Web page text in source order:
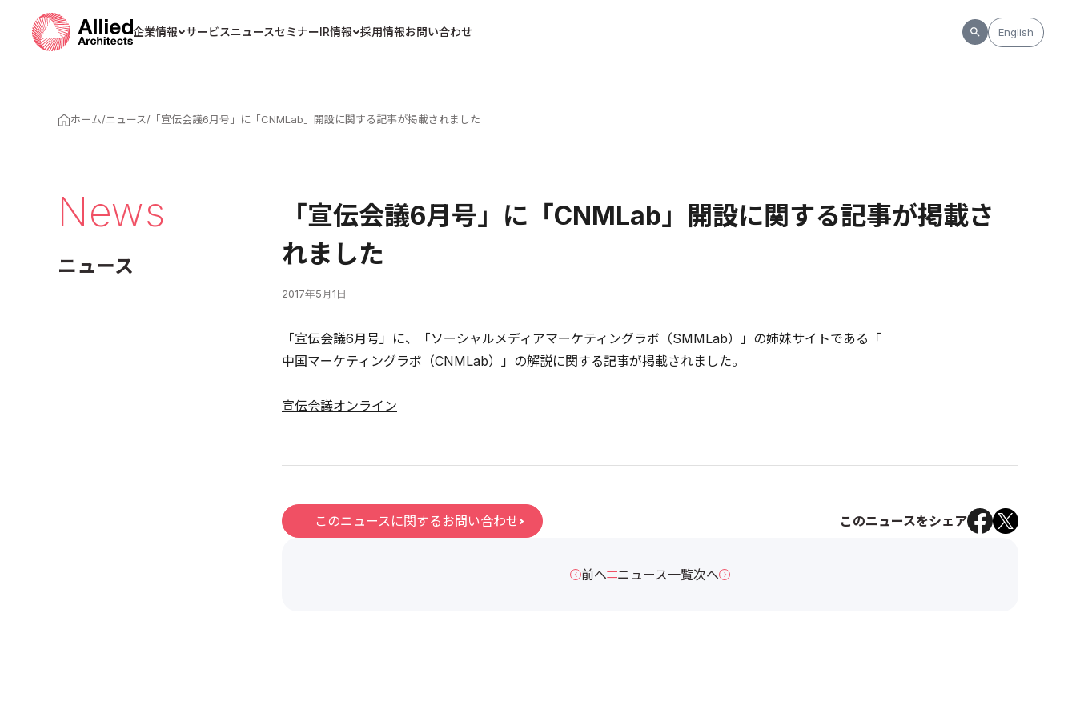
企業情報 サービスニュースセミナーIR情報 採用情報お問い合わせ English
ホーム/ニュース/ 「宣伝会議6月号」に「CNMLab」開設に関する記事が掲載されました
News
ニュース
「宣伝会議6月号」に「CNMLab」開設に関する記事が掲載さ
れました
2017年5月1日
「宣伝会議6月号」に、「ソーシャルメディアマーケティングラボ（SMMLab）」の姉妹サイトである「
中国マーケティングラボ（CNMLab）
」の解説に関する記事が掲載されました。
宣伝会議オンライン
このニュースに関するお問い合わせ このニュースをシェア
前へ ニュース一覧次へ